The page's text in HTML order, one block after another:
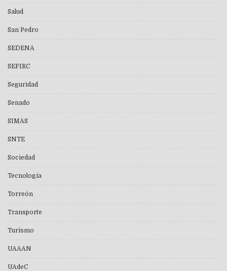
Salud
San Pedro
SEDENA
SEFIRC
Seguridad
Senado
SIMAS
SNTE
Sociedad
Tecnología
Torreón
Transporte
Turismo
UAAAN
UAdeC